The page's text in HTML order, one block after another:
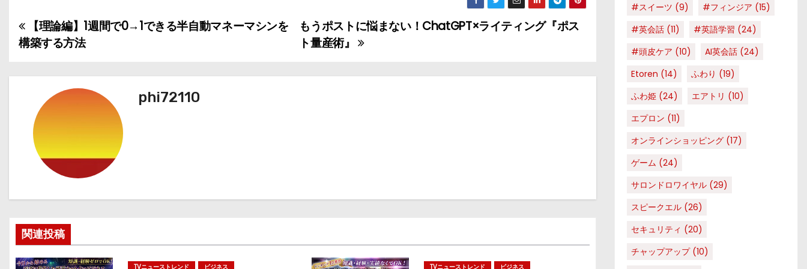
投
稿
ナ
ゲ
ー
ョ
ン
もうポストに悩まない！ChatGPT×ライティング『ポス
ト量産術』
【理論編】1週間で0→1できる半自動マネーマシンを
構築する方法
phi72110
関連投稿
TVニューストレンド ビジネス TVニューストレンド ビジネス
#スイーツ (9) #フィンジア (15)
#英会話 (11) #英語学習 (24)
#頭皮ケア (10) AI英会話 (24)
Etoren (14) ふわり (19)
ふわ姫 (24) エアトリ (10)
エプロン (11)
オンラインショッピング (17)
ゲーム (24)
サロンドロワイヤル (29)
スピークエル (26)
セキュリティ (20)
チャップアップ(10)